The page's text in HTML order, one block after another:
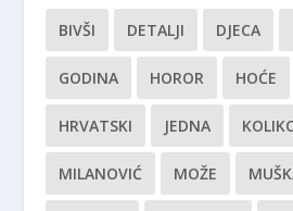
BIVŠI DETALJI DJECA
GODINA HOROR HOĆE
HRVATSKI JEDNA
MILANOVIĆ MOŽE